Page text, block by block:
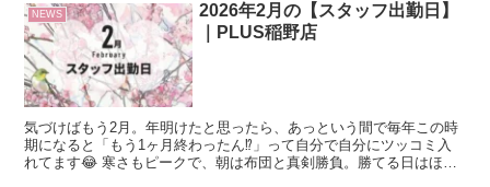
NEWS
2026年2月の【スタッフ出勤日】
｜PLUS稲野店
気づけばもう2月。年明けたと思ったら、あっという間で毎年この時
期になると「もう1ヶ月終わったん⁉︎」って自分で自分にツッコミ入
れてます😂 寒さもピークで、朝は布団と真剣勝負。勝てる日はほぼ